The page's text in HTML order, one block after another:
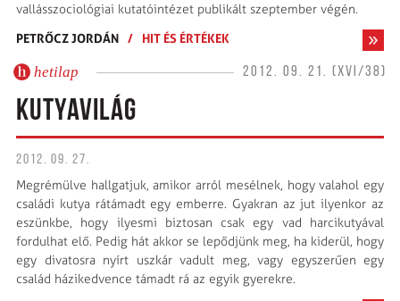
vallásszociológiai kutatóintézet publikált szeptember végén.
PETRŐCZ JORDÁN / HIT ÉS ÉRTÉKEK
hetilap 2012. 09. 21. (XVI/38)
KUTYAVILÁG
2012. 09. 27.
Megrémülve hallgatjuk, amikor arról mesélnek, hogy valahol egy
családi kutya rátámadt egy emberre. Gyakran az jut ilyenkor az
eszünkbe, hogy ilyesmi biztosan csak egy vad harcikutyával
fordulhat elő. Pedig hát akkor se lepődjünk meg, ha kiderül, hogy
egy divatosra nyírt uszkár vadult meg, vagy egyszerűen egy
család házikedvence támadt rá az egyik gyerekre.